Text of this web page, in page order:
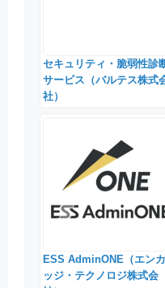
セキュリティ・脆弱性診
サービス（バルテス株式
社）
ESS AdminONE（エン
ッジ・テクノロジ株式会